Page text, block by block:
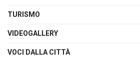
TURISMO
VIDEOGALLERY
VOCI DALLA CITTÀ